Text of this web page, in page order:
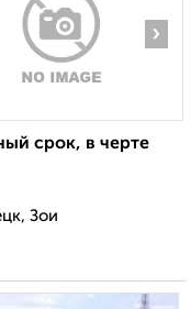
›
срок, в черте
Зои